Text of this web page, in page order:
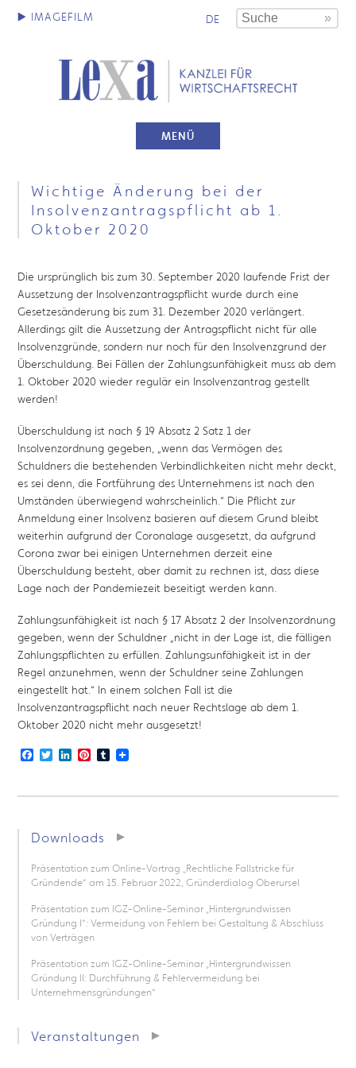
DE
MENÜ
Wichtige Änderung bei der
Insolvenzantragspflicht ab 1.
Oktober 2020
Die ursprünglich bis zum 30. September 2020 laufende Frist der
Aussetzung der Insolvenzantragspflicht wurde durch eine
Gesetzesänderung bis zum 31. Dezember 2020 verlängert.
Allerdings gilt die Aussetzung der Antragspflicht nicht für alle
Insolvenzgründe, sondern nur noch für den Insolvenzgrund der
Überschuldung. Bei Fällen der Zahlungsunfähigkeit muss ab dem
1. Oktober 2020 wieder regulär ein Insolvenzantrag gestellt
werden!
Überschuldung ist nach § 19 Absatz 2 Satz 1 der
Insolvenzordnung gegeben, „wenn das Vermögen des
Schuldners die bestehenden Verbindlichkeiten nicht mehr deckt,
es sei denn, die Fortführung des Unternehmens ist nach den
Umständen überwiegend wahrscheinlich.“ Die Pflicht zur
Anmeldung einer Insolvenz basieren auf diesem Grund bleibt
weiterhin aufgrund der Coronalage ausgesetzt, da aufgrund
Corona zwar bei einigen Unternehmen derzeit eine
Überschuldung besteht, aber damit zu rechnen ist, dass diese
Lage nach der Pandemiezeit beseitigt werden kann.
Zahlungsunfähigkeit ist nach § 17 Absatz 2 der Insolvenzordnung
gegeben, wenn der Schuldner „nicht in der Lage ist, die fälligen
Zahlungspflichten zu erfüllen. Zahlungsunfähigkeit ist in der
Regel anzunehmen, wenn der Schuldner seine Zahlungen
eingestellt hat.“ In einem solchen Fall ist die
Insolvenzantragspflicht nach neuer Rechtslage ab dem 1.
Oktober 2020 nicht mehr ausgesetzt!
Facebook
TwitterLinkedIn
Pinterest
Tumblr
Downloads
Präsentation zum Online-Vortrag „Rechtliche Fallstricke für
Gründende“ am 15. Februar 2022, Gründerdialog Oberursel
Präsentation zum IGZ-Online-Seminar „Hintergrundwissen
Gründung I“: Vermeidung von Fehlern bei Gestaltung & Abschluss
von Verträgen
Präsentation zum IGZ-Online-Seminar „Hintergrundwissen
Gründung II: Durchführung & Fehlervermeidung bei
Unternehmensgründungen“
Veranstaltungen